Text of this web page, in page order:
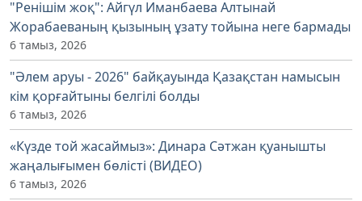
"Ренішім жоқ": Айгүл Иманбаева Алтынай
Жорабаеваның қызының ұзату тойына неге бармады
6 тамыз, 2026
"Әлем аруы - 2026" байқауында Қазақстан намысын
кім қорғайтыны белгілі болды
6 тамыз, 2026
«Күзде той жасаймыз»: Динара Сәтжан қуанышты
жаңалығымен бөлісті (ВИДЕО)
6 тамыз, 2026